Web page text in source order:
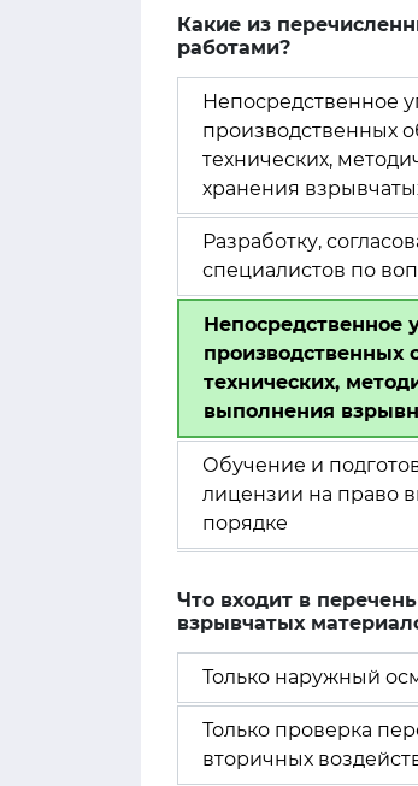
Какие из
работами?
Непосредственное
производственных
технических,
хранения
Разработку,
специалистов по
Непосредственное
производственных
технических,
выполнения
Обучение и
лицензии на право
порядке
Что входит в
взрывчатых
Только наружный
Только проверка
вторичных